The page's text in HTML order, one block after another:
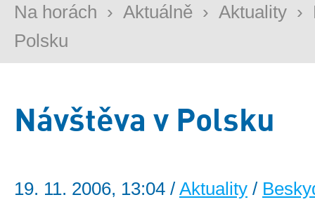
Na horách › Aktuálně › Aktuality ›
Polsku
Návštěva v Polsku
19. 11. 2006, 13:04 / Aktuality /